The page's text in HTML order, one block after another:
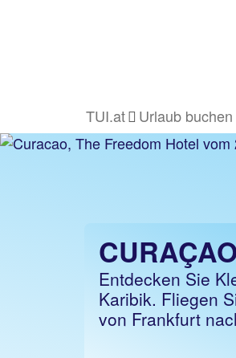
TUI.at Urlaub buchen
Entdecken Sie
Karibik. Fliegen
von Frankfurt